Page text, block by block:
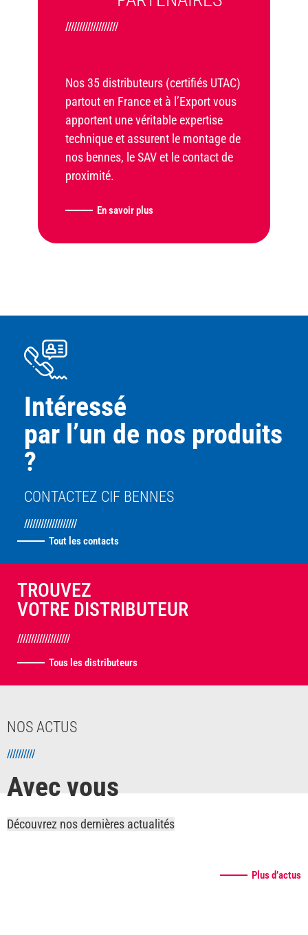
///////////////////
Nos 35 distributeurs (certifiés UTAC)
partout en France et à l’Export vous
apportent une véritable expertise
technique et assurent le montage de
nos bennes, le SAV et le contact de
proximité.
En savoir plus
Intéressé
par l’un de nos produits
?
CONTACTEZ CIF BENNES
///////////////////
Tout les contacts
TROUVEZ
VOTRE DISTRIBUTEUR
///////////////////
Tous les distributeurs
NOS ACTUS
//////////
Avec vous
Découvrez nos dernières actualités
Plus d’actus